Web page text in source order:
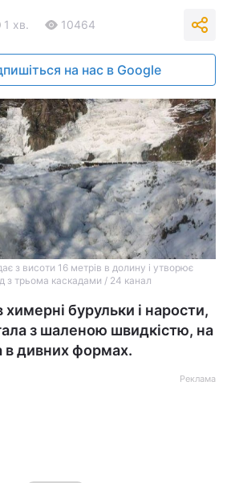
1 хв. 10464
на нас в Google
з висоти 16 метрів в долину і утворює
з трьома каскадами / 24 канал
бурульки і нарости,
з шаленою швидкістю, на
в дивних формах.
Реклама